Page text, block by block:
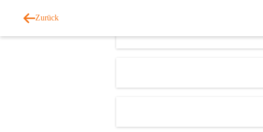
Zurück